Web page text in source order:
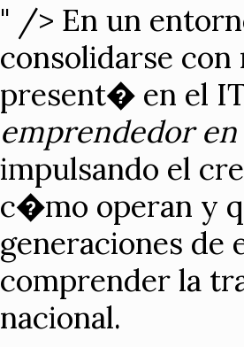
" /> En un
consolidarse
present� en el
emprendedor
impulsando el
c�mo operan y
generaciones de
comprender la
nacional.